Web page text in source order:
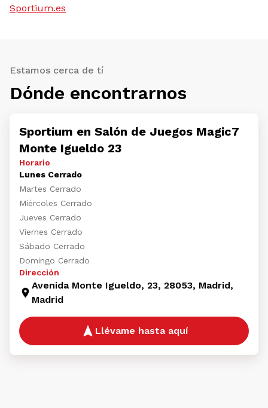
Sportium.es
Estamos cerca de tí
Dónde encontrarnos
Sportium en Salón de Juegos Magic7
Monte Igueldo 23
Horario
Lunes Cerrado
Martes Cerrado
Miércoles Cerrado
Jueves Cerrado
Viernes Cerrado
Sábado Cerrado
Domingo Cerrado
Dirección
Avenida Monte Igueldo, 23, 28053, Madrid,
Madrid
Llévame hasta aquí